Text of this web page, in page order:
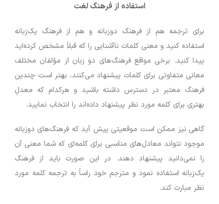
استفاده از فرهنگ لغت
برای ترجمه هم از فرهنگ دوزبانه و هم از فرهنگ یک‌زبانه
استفاده کنید و معنی کلمات ناآشنایی را که قبلاً مشخص کرده‌اید
پیدا کنید. برخی مواقع فرهنگ‌های دو زبان از مؤلفان مختلف
معانی متفاوتی برای کلمات پیشنهاد می‌کنند، بهتر است چندین
فرهنگ معتبر در دسترس داشته باشید و هرکدام که معدلِ
بهتری برای کلمه مورد نظر پیشنهاد داده‌اند را انتخاب نمایید.
گاهی نیز ممکن است موقعیتی پیش آید که فرهنگ‌های دوزبانه
موجود نتواند معادل‌های مناسبی برای کلمه‌ای که شما معنی آن
را نمی‌دانید پیشنهاد دهند. در این صورت باید از فرهنگ
یک‌زبانه استفاده نمود و مترجم خود راساً به ترجمه کلمه مورد
نظر مبارت کند.